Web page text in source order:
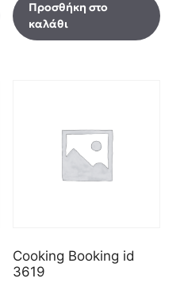
Προσθήκη στο
καλάθι
Cooking Booking id
3619